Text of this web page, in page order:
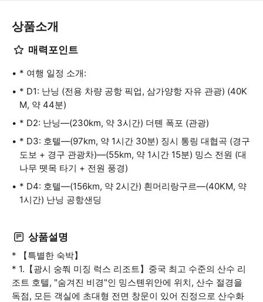
상품소개
매력포인트
* 여행 일정 소개:
* D1: 난닝 (전용 차량 공항 픽업, 삼가양항 자유 관광) (40K
M, 약 44분)
* D2: 난닝—(230km, 약 3시간) 더톈 폭포 (관광)
* D3: 호텔—(97km, 약 1시간 30분) 징시 통링 대협곡 (경구
도보 + 경구 관광차)—(55km, 약 1시간 15분) 밍스 전원 (대
나무 뗏목 타기 + 전원 풍경)
* D4: 호텔—(156km, 약 2시간) 흰머리랑구르—(40KM, 약
1시간) 난닝 공항샌딩
상품설명
* 【특별한 숙박】
* 1.【광시 숭쭤 미징 럭스 리조트】중국 최고 수준의 산수 리
조트 호텔, "숨겨진 비경"인 밍스톈위안에 위치, 산수 절경을
독점, 모든 객실에 초대형 전면 창문이 있어 진정으로 산수화